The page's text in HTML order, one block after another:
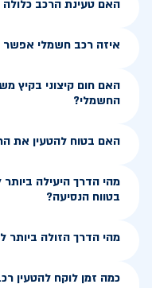
האם טעינת הרכב
איזה רכב חשמלי אפשר
האם חום קיצוני בקיץ
החשמלי?
האם בטוח להטעין את
מהי הדרך היעילה
בטווח הנסיעה?
מהי הדרך הזולה ביותר
כמה זמן לוקח להטעין